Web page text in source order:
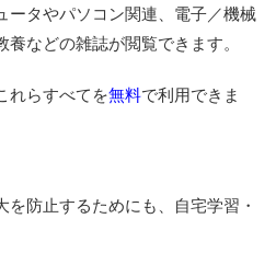
タやパソコン関連、電子／機械
などの雑誌が閲覧できます。
れらすべてを無料で利用できま
防止するためにも、自宅学習・